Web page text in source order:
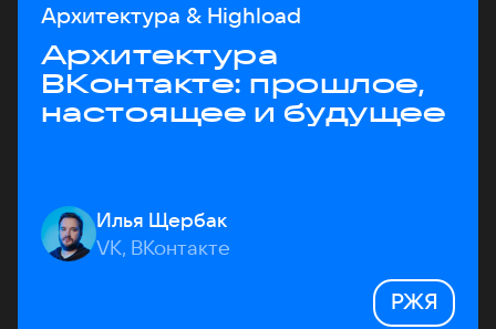
Архитектура & Highload
Архитектура
ВКонтакте: прошлое,
настоящее и будущее
Илья Щербак
VK, ВКонтакте
РЖЯ